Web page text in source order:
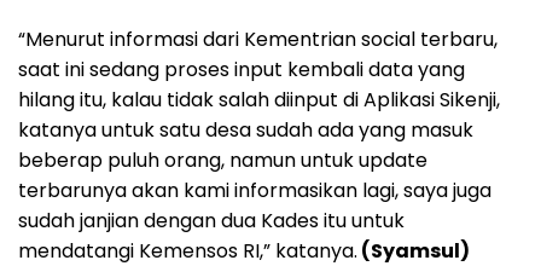
“Menurut informasi dari Kementrian social terbaru,
saat ini sedang proses input kembali data yang
hilang itu, kalau tidak salah diinput di Aplikasi Sikenji,
katanya untuk satu desa sudah ada yang masuk
beberap puluh orang, namun untuk update
terbarunya akan kami informasikan lagi, saya juga
sudah janjian dengan dua Kades itu untuk
mendatangi Kemensos RI,” katanya. (Syamsul)